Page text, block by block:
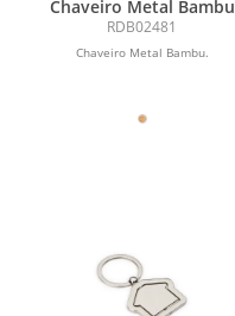
Chaveiro Metal Bambu
RDB02481
Chaveiro Metal Bambu.